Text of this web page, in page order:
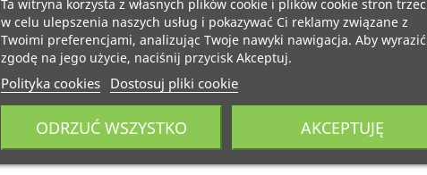
Ta witryna korzysta z własnych plików cookie i plików cookie stron
w celu ulepszenia naszych usług i pokazywać Ci reklamy związane z
Twoimi preferencjami, analizując Twoje nawyki nawigacja. Aby wyrazić
zgodę na jego użycie, naciśnij przycisk Akceptuj.
Polityka cookies Dostosuj pliki cookie
ODRZUĆ WSZYSTKO AKCEPTUJĘ